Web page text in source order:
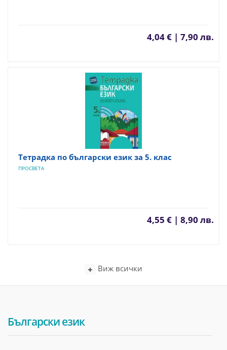
4,04 € | 7,90 лв.
Тетрадка по български език за 5. клас
ПРОСВЕТА
4,55 € | 8,90 лв.
Виж всички
Български език